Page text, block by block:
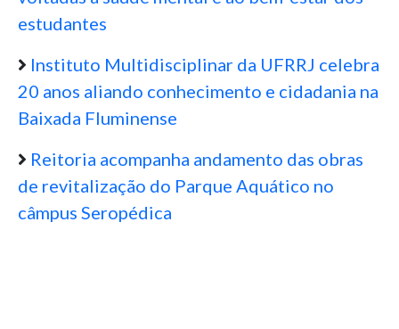
estudantes
Instituto Multidisciplinar da UFRRJ celebra
20 anos aliando conhecimento e cidadania na
Baixada Fluminense
Reitoria acompanha andamento das obras
de revitalização do Parque Aquático no
câmpus Seropédica